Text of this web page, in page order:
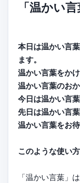
「温かい
本日は温かい言
ます。
温かい言葉をか
温かい言葉のおか
今日は温かい言
先日は温かい言
温かい言葉をお
このような使い
「温かい言葉」は